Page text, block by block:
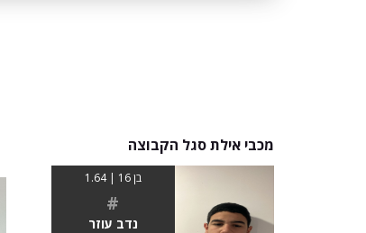
מכבי אילת סגל הקבוצה
בן 16 | 1.64
#
נדב עוזר